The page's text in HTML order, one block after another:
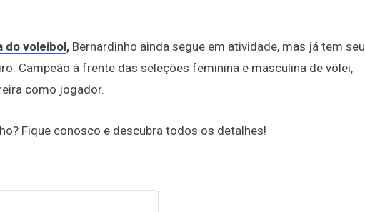
do voleibol, Bernardinho ainda segue em atividade, mas já tem seu
Campeão à frente das seleções feminina e masculina de vôlei,
como jogador.
Fique conosco e descubra todos os detalhes!